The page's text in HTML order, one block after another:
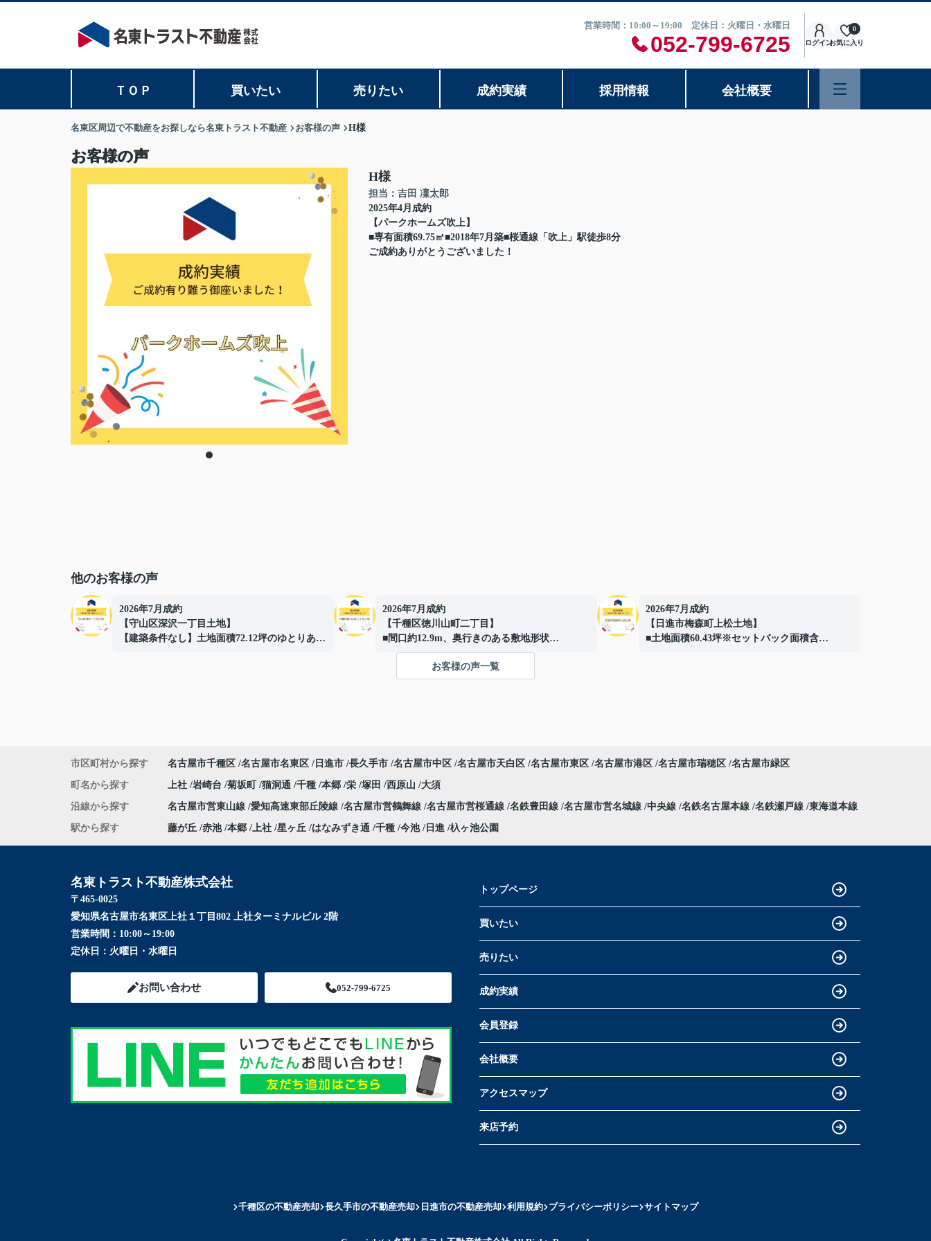
営業時間：10:00～19:00 定休日：火曜日・水曜日
052-799-6725 ログインお気に入り
0
ＴＯＰ 買いたい 売りたい 成約実績 採用情報 会社概要
名東区周辺で不動産をお探しなら名東トラスト不動産 お客様の声 H様
お客様の声
H様
担当：吉田 凜太郎
2025年4月成約
【パークホームズ吹上】
■専有面積69.75㎡■2018年7月築■桜通線「吹上」駅徒歩8分
ご成約ありがとうございました！
他のお客様の声
2026年7月成約
【守山区深沢一丁目土地】
【建築条件なし】土地面積72.12坪のゆとりある
の利便性も良好
■お好きなハウスメーカーで建築可能
ご成約ありがとうございました！
2026年7月成約
【千種区徳川山町二丁目】
■間口約12.9m、奥行きのある敷地形状
■落ち着いた住宅街に位置する住環境重視の立
■道路との高低差により、外部からの視線が入
2026年7月成約
【日進市梅森町上松土地】
■土地面積60.43坪※セットバック面積含
お客様の声一覧
市区町村から探す 名古屋市千種区 名古屋市名東区 日進市 長久手市 名古屋市中区 名古屋市天白区 名古屋市東区 名古屋市港区 名古屋市瑞穂区 名古屋市緑区
町名から探す 上社 岩崎台 菊坂町 猫洞通 千種 本郷 栄 塚田 西原山 大須
沿線から探す 名古屋市営東山線 愛知高速東部丘陵線 名古屋市営鶴舞線 名古屋市営桜通線 名鉄豊田線 名古屋市営名城線 中央線 名鉄名古屋本線 名鉄瀬戸線 東海道本線
駅から探す 藤が丘 赤池 本郷 上社 星ヶ丘 はなみずき通 千種 今池 日進 杁ヶ池公園
名東トラスト不動産株式会社
〒465-0025
愛知県名古屋市名東区上社１丁目802 上社ターミナルビル 2階
営業時間： 10:00～19:00
定休日： 火曜日・水曜日
お問い合わせ 052-799-6725
トップページ
買いたい
売りたい
成約実績
会員登録
会社概要
アクセスマップ
来店予約
千種区の不動産売却 長久手市の不動産売却 日進市の不動産売却 利用規約 プライバシーポリシー サイトマップ